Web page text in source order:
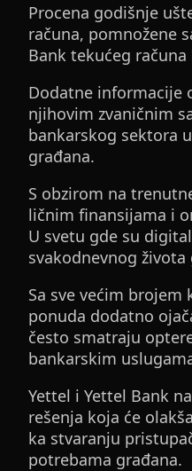
Procena godišnje
računa, pomnožene
Bank tekućeg računa
Dodatne informacije
njihovim zvaničnim
bankarskog sektora
građana.
S obzirom na
ličnim finansijama i
U svetu gde su
svakodnevnog života
Sa sve većim
ponuda dodatno
često smatraju
bankarskim
Yettel i Yettel Bank
rešenja koja će
ka stvaranju
potrebama građana.